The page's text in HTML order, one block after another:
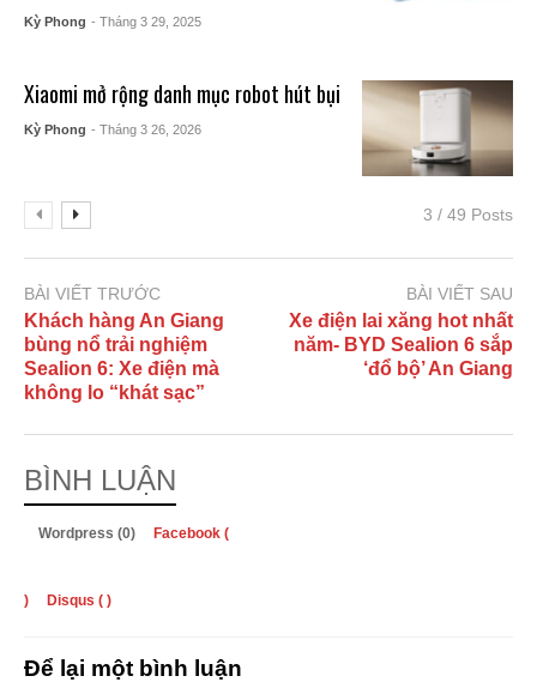
Kỳ Phong - Tháng 3 29, 2025
Xiaomi mở rộng danh mục robot hút bụi
Kỳ Phong - Tháng 3 26, 2026
3 / 49 Posts
BÀI VIẾT TRƯỚC
Khách hàng An Giang
bùng nổ trải nghiệm
Sealion 6: Xe điện mà
không lo “khát sạc”
BÀI VIẾT SAU
Xe điện lai xăng hot nhất
năm- BYD Sealion 6 sắp
‘đổ bộ’ An Giang
BÌNH LUẬN
Wordpress (0) Facebook (
) Disqus ( )
Để lại một bình luận